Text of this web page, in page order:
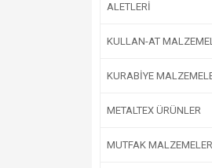
ALETLERİ
KULLAN-AT
KURABİYE
METALTEX ÜRÜNLER
MUTFAK